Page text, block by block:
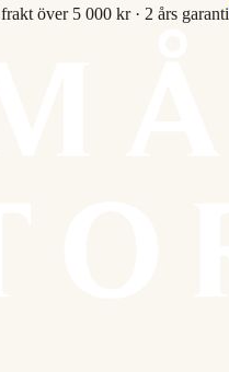
över 5 000 kr · 2 års garanti